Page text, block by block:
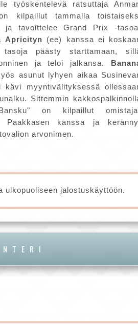
työskentelevä ratsuttaja
kilpaillut tammalla
ja tavoittelee Grand Prix -
Apricityn (ee) kanssa ei
päästy starttamaan,
ja teloi jalkansa.
asunut lyhyen aikaa
myyntivälityksessä
Sittemmin
on kilpaillut
Paakkasen kanssa ja
arvonimen.
ulkopuoliseen jalostuskäyttöön.